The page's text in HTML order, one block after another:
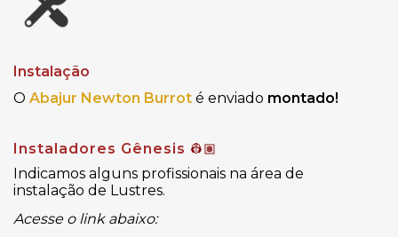
Instalação
O Abajur Newton Burrot é enviado montado!
Instaladores Gênesis 👷🏽
Indicamos alguns profissionais na área de
instalação de Lustres.
Acesse o link abaixo: